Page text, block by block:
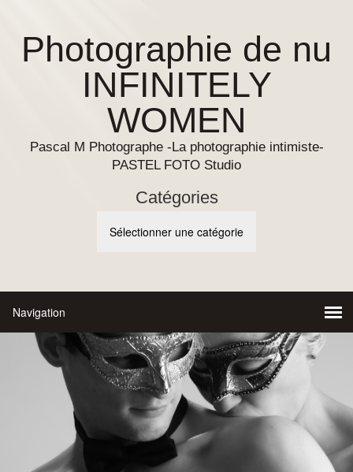
Photographie de nu
INFINITELY
WOMEN
Pascal M Photographe -La photographie intimiste-
PASTEL FOTO Studio
Catégories